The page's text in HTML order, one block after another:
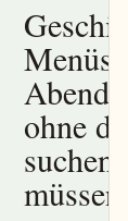
Menüs
Abende,
ohne
suchen
müssen.